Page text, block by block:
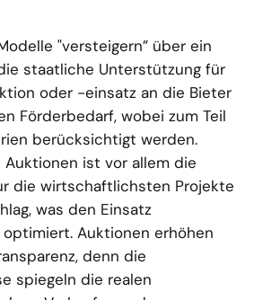
"versteigern” über ein
staatliche Unterstützung für
oder -einsatz an die Bieter
Förderbedarf, wobei zum Teil
berücksichtigt werden.
ist vor allem die
die wirtschaftlichsten Projekte
was den Einsatz
Auktionen erhöhen
denn die
spiegeln die realen